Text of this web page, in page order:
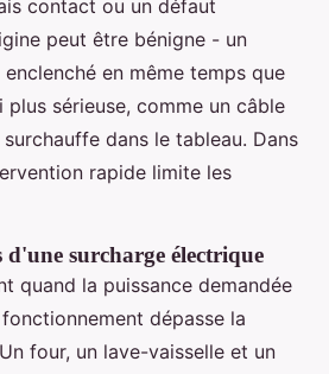
contact ou un défaut
peut être bénigne - un
en même temps que
plus sérieuse, comme un câble
dans le tableau. Dans
rapide limite les
d'une surcharge électrique
quand la puissance demandée
dépasse la
four, un lave-vaisselle et un